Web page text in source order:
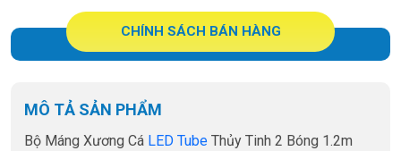
CHÍNH SÁCH BÁN HÀNG
MÔ TẢ SẢN PHẨM
Bộ Máng Xương Cá LED Tube Thủy Tinh 2 Bóng 1.2m